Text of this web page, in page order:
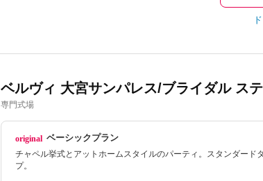
ベルヴィ 大宮サンパレス/ブライダル ス
専門式場
ベーシックプラン
チャペル挙式とアットホームスタイルのパーティ。スタンダード
プ。